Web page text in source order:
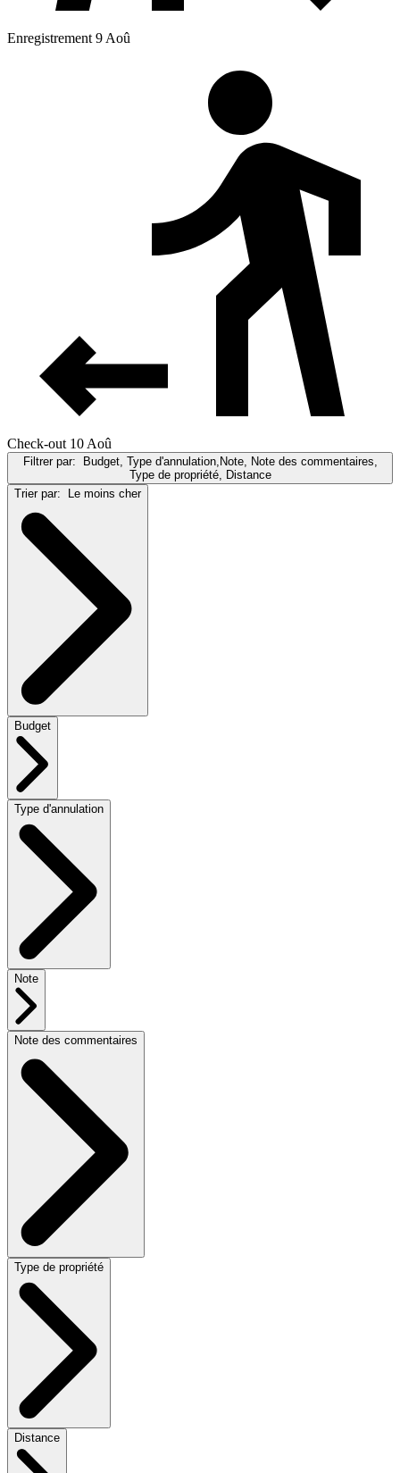
Enregistrement 9 Aoû
Check-out 10 Aoû
Filtrer par: Budget, Type d'annulation,Note, Note des commentaires,
Type de propriété, Distance
Trier par: Le moins cher
Budget
Type d'annulation
Note
Note des commentaires
Type de propriété
Distance